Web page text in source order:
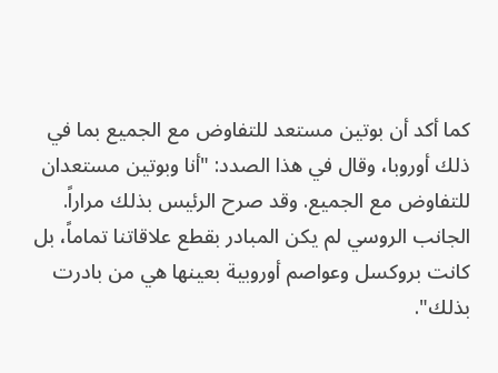
كما أكد أن بوتين مستعد للتفاوض مع الجميع بما في
ذلك أوروبا، وقال في هذا الصدد: "أنا وبوتين مستعدان
للتفاوض مع الجميع. وقد صرح الرئيس بذلك مراراً.
الجانب الروسي لم يكن المبادر بقطع علاقاتنا تماماً، بل
كانت بروكسل وعواصم أوروبية بعينها هي من بادرت
بذلك".